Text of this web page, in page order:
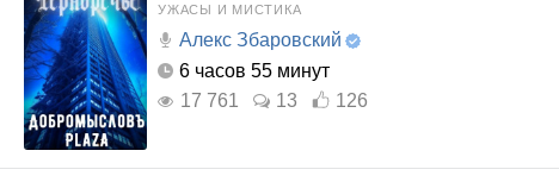
УЖАСЫ И МИСТИКА
Алекс Збаровский
6 часов 55 минут
17 761
13 126